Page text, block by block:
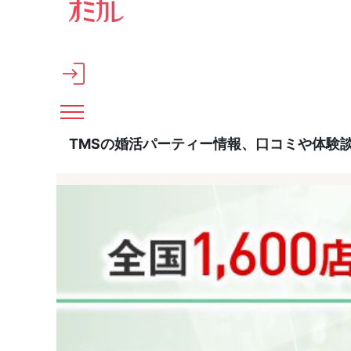
メインコンテンツへスキップ
TMSの婚活パーティー情報、口コミや体験